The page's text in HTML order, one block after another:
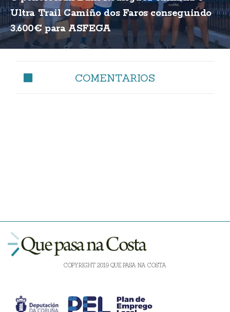
Ultra Trail Camiño dos Faros conseguindo
3.600€ para ASFEGA
COMENTARIOS
COPYRIGHT 2019 QUE PASA NA COSTA